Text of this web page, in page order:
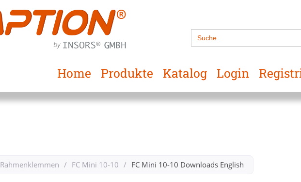
Search
for:
Home Produkte Katalog Login
Rahmenklemmen / FC Mini 10-10 / FC Mini 10-10​ Downloads​ English ​